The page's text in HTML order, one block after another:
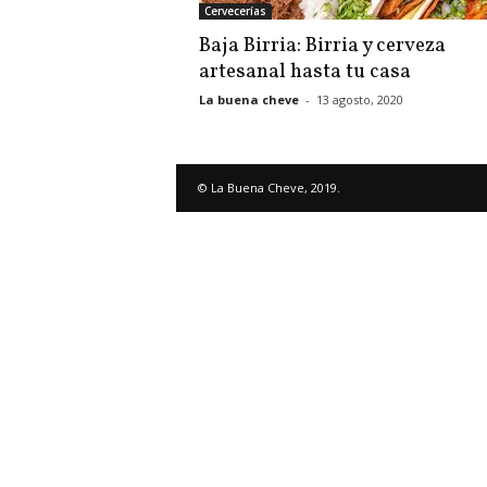
Cervecerías
Baja Birria: Birria y cerveza
artesanal hasta tu casa
La buena cheve - 13 agosto, 2020
© La Buena Cheve, 2019.